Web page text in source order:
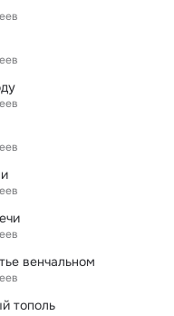
венчальном
тополь